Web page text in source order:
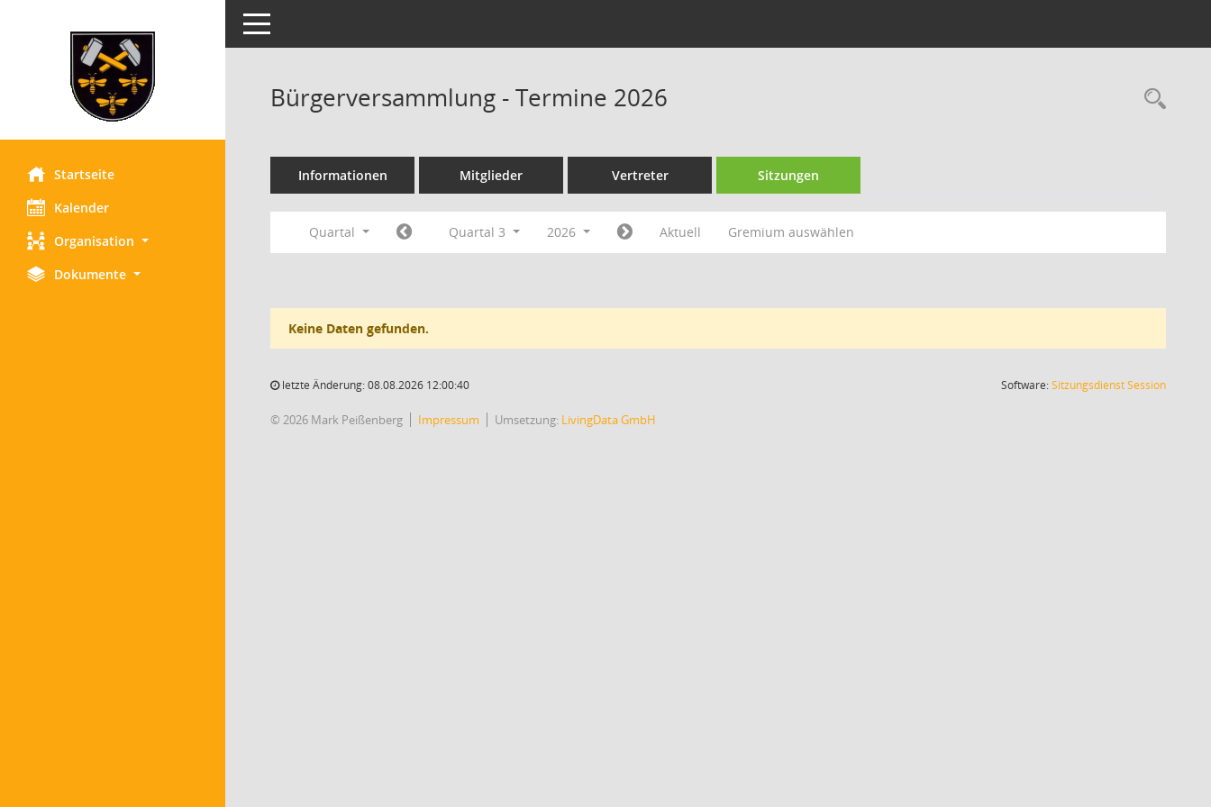
Startseite
Kalender
Organisation
Dokumente
Toggle navigation
Bürgerversammlung - Termine 2026
Informationen Mitglieder Vertreter Sitzungen
Quartal Quartal 3 2026 Aktuell Gremium auswählen
Keine Daten gefunden.
letzte Änderung: 08.08.2026 12:00:40 Software:SitzungsdienstSession(Wird in
© 2026 Mark Peißenberg Impressum Umsetzung: LivingData GmbH